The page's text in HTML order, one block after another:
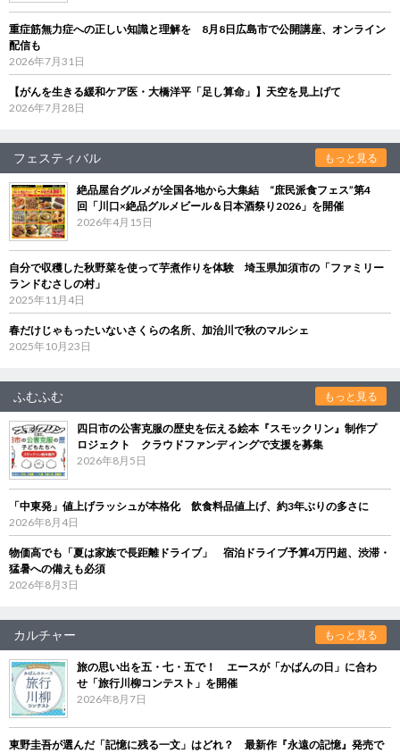
重症筋無力症への正しい知識と理解を 8月8日広島市で公開講座、オンライン
配信も
2026年7月31日
【がんを生きる緩和ケア医・大橋洋平「足し算命」】天空を見上げて
2026年7月28日
フェスティバル もっと見る
絶品屋台グルメが全国各地から大集結 “庶民派食フェス”第4
回「川口×絶品グルメビール＆日本酒祭り2026」を開催
2026年4月15日
自分で収穫した秋野菜を使って芋煮作りを体験 埼玉県加須市の「ファミリー
ランドむさしの村」
2025年11月4日
春だけじゃもったいないさくらの名所、加治川で秋のマルシェ
2025年10月23日
ふむふむ もっと見る
四日市の公害克服の歴史を伝える絵本『スモックリン』制作プ
ロジェクト クラウドファンディングで支援を募集
2026年8月5日
「中東発」値上げラッシュが本格化 飲食料品値上げ、約3年ぶりの多さに
2026年8月4日
物価高でも「夏は家族で長距離ドライブ」 宿泊ドライブ予算4万円超、渋滞・
猛暑への備えも必須
2026年8月3日
カルチャー もっと見る
旅の思い出を五・七・五で！ エースが「かばんの日」に合わ
せ「旅行川柳コンテスト」を開催
2026年8月7日
東野圭吾が選んだ「記憶に残る一文」はどれ？ 最新作『永遠の記憶』発売で